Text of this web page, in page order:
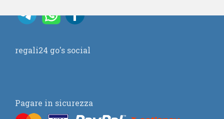
regali24 go's social
Pagare in sicurezza